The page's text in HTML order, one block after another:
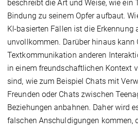
beschreibt die Art und Weise, wie ein
Bindung zu seinem Opfer aufbaut.
KI-basierten Fällen ist die Erkennung
unvollkommen. Darüber hinaus kann
Textkommunikation anderen
in einem freundschaftlichen Kontext
sind, wie zum Beispiel Chats mit
Freunden oder Chats zwischen
Beziehungen anbahnen. Daher wird
falschen Anschuldigungen kommen,